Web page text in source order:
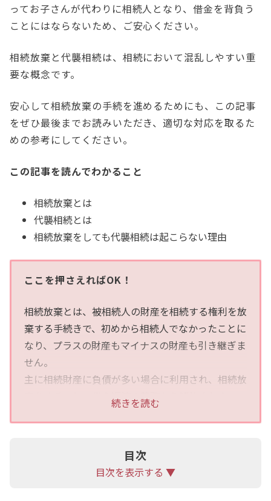
ってお子さんが代わりに相続人となり、借金を背負う
ことにはならないため、ご安心ください。
相続放棄と代襲相続は、相続において混乱しやすい重
要な概念です。
安心して相続放棄の手続を進めるためにも、この記事
をぜひ最後までお読みいただき、適切な対応を取るた
めの参考にしてください。
この記事を読んでわかること
相続放棄とは
代襲相続とは
相続放棄をしても代襲相続は起こらない理由
ここを押さえればOK！
相続放棄とは、被相続人の財産を相続する権利を放
棄する手続きで、初めから相続人でなかったことに
なり、プラスの財産もマイナスの財産も引き継ぎま
せん。
主に相続財産に負債が多い場合に利用され、相続放
棄をすることで借金返済の義務から解放されます。
代襲相続とは、本来相続人となるべき人が相続開始
前に死亡している場合、その人の子どもが代わりに
続きを読む
目次
目次を表示する ▼